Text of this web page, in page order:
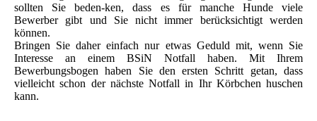
sollten Sie beden-ken, dass es für manche Hunde viele
Bewerber gibt und Sie nicht immer berücksichtigt werden
können.
Bringen Sie daher einfach nur etwas Geduld mit, wenn Sie
Interesse an einem BSiN Notfall haben. Mit Ihrem
Bewerbungsbogen haben Sie den ersten Schritt getan, dass
vielleicht schon der nächste Notfall in Ihr Körbchen huschen
kann.